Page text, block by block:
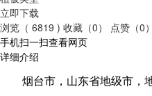
立即下载
浏览（ 6819 ) 收藏（0） 点赞（0）
手机扫一扫查看网页
详细介绍
烟台市，山东省地级市，